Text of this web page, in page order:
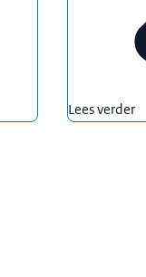
Lees verder